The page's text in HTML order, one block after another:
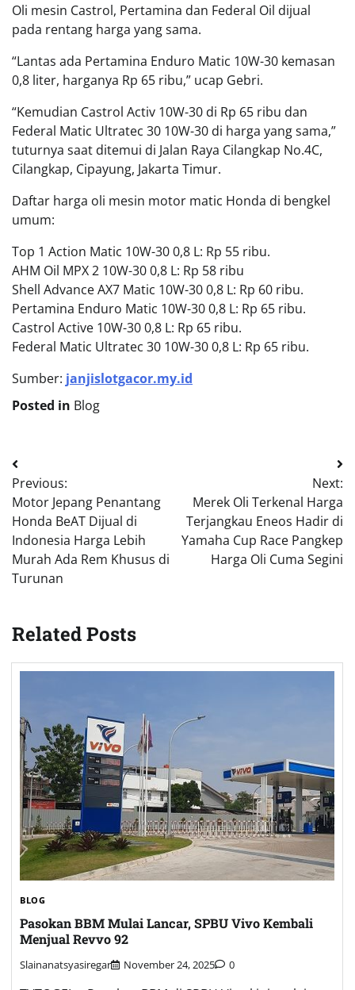
Oli mesin Castrol, Pertamina dan Federal Oil dijual
pada rentang harga yang sama.
“Lantas ada Pertamina Enduro Matic 10W-30 kemasan
0,8 liter, harganya Rp 65 ribu,” ucap Gebri.
“Kemudian Castrol Activ 10W-30 di Rp 65 ribu dan
Federal Matic Ultratec 30 10W-30 di harga yang sama,”
tuturnya saat ditemui di Jalan Raya Cilangkap No.4C,
Cilangkap, Cipayung, Jakarta Timur.
Daftar harga oli mesin motor matic Honda di bengkel
umum:
Top 1 Action Matic 10W-30 0,8 L: Rp 55 ribu.
AHM Oil MPX 2 10W-30 0,8 L: Rp 58 ribu
Shell Advance AX7 Matic 10W-30 0,8 L: Rp 60 ribu.
Pertamina Enduro Matic 10W-30 0,8 L: Rp 65 ribu.
Castrol Active 10W-30 0,8 L: Rp 65 ribu.
Federal Matic Ultratec 30 10W-30 0,8 L: Rp 65 ribu.
Sumber: janjislotgacor.my.id
Posted in Blog
Post
navigation
Previous:
Motor Jepang Penantang
Honda BeAT Dijual di
Indonesia Harga Lebih
Murah Ada Rem Khusus di
Turunan
Next:
Merek Oli Terkenal Harga
Terjangkau Eneos Hadir di
Yamaha Cup Race Pangkep
Harga Oli Cuma Segini
Related Posts
BLOG
Pasokan BBM Mulai Lancar, SPBU Vivo Kembali
Menjual Revvo 92
Slainanatsyasiregar November 24, 2025 0